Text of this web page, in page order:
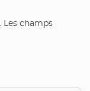
Les champs